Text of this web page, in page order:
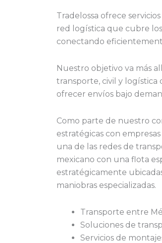
Tradelossa ofrece
red logística que cubre
conectando
Nuestro objetivo va más
transporte, civil y logística
ofrecer envíos bajo
Como parte de nuestro
estratégicas con
una de las redes de
mexicano con una flota
estratégicamente
maniobras especializadas.
Transporte entre
Soluciones de
Servicios de